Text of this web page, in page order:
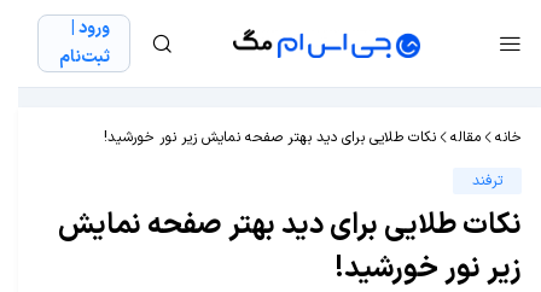
ورود |
ثبت‌نام
خانه مقاله
نکات طلایی برای دید بهتر صفحه نمایش زیر نور خورشید!
ترفند
نکات طلایی برای دید بهتر صفحه نمایش
زیر نور خورشید!